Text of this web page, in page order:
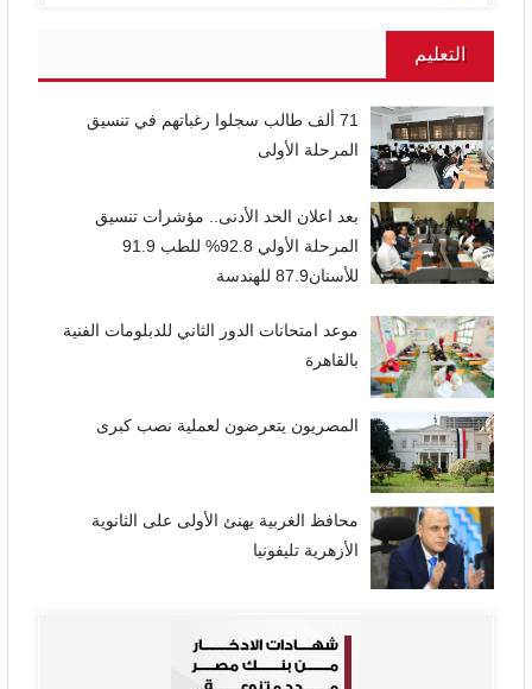
التعليم
71 ألف طالب سجلوا رغباتهم في تنسيق
المرحلة الأولى
بعد اعلان الحد الأدنى.. مؤشرات تنسيق
المرحلة الأولي 92.8% للطب 91.9
للأسنان87.9 للهندسة
موعد امتحانات الدور الثاني للدبلومات الفنية
بالقاهرة
المصريون يتعرضون لعملية نصب كبرى
محافظ الغربية يهنئ الأولى على الثانوية
الأزهرية تليفونيا